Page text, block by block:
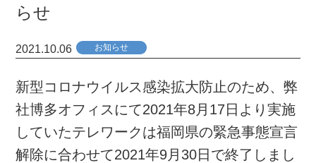
らせ
2021.10.06 お知らせ
新型コロナウイルス感染拡大防止のため、弊
社博多オフィスにて2021年8月17日より実施
していたテレワークは福岡県の緊急事態宣言
解除に合わせて2021年9月30日で終了しまし